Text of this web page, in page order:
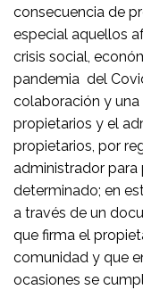
consecuencia de
especial aquellos
crisis social,
pandemia del
colaboración y
propietarios y el
propietarios, por
administrador para
determinado; en
a través de un
que firma el
comunidad y que
ocasiones se